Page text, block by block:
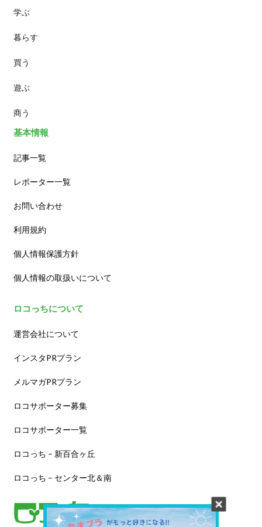
パン
スイーツ
ランチ
カフェ
学ぶ
暮らす
買う
遊ぶ
商う
基本情報
記事一覧
レポーター一覧
お問い合わせ
利用規約
個人情報保護方針
個人情報の取扱いについて
ロコっちについて
運営会社について
インスタPRプラン
メルマガPRプラン
ロコサポーター募集
ロコサポーター一覧
ロコっち – 新百合ヶ丘
ロコっち – センター北＆南